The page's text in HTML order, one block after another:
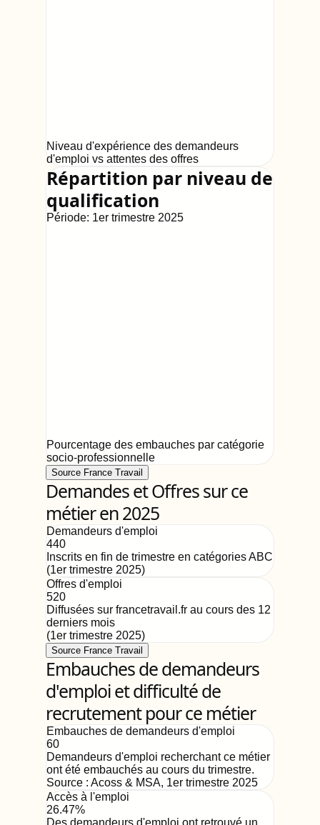
Niveau d'expérience des demandeurs
d'emploi vs attentes des offres
Répartition par niveau de
qualification
Période: 1er trimestre 2025
Pourcentage des embauches par catégorie
socio-professionnelle
Source France Travail
Demandes et Offres sur ce
métier en 2025
Demandeurs d'emploi
440
Inscrits en fin de trimestre en catégories ABC
(1er trimestre 2025)
Offres d'emploi
520
Diffusées sur francetravail.fr au cours des 12
derniers mois
(1er trimestre 2025)
Source France Travail
Embauches de demandeurs
d'emploi et difficulté de
recrutement pour ce métier
Embauches de demandeurs d'emploi
60
Demandeurs d'emploi recherchant ce métier
ont été embauchés au cours du trimestre.
Source : Acoss & MSA, 1er trimestre 2025
Accès à l'emploi
26.47%
Des demandeurs d'emploi ont retrouvé un